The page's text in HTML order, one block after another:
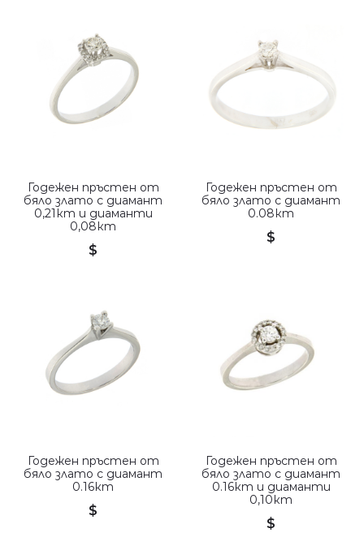
Годежен пръстен от
бяло злато с диамант
0,21кт и диаманти
0,08кт
$
Годежен пръстен от
бяло злато с диамант
0.08кт
$
Годежен пръстен от
бяло злато с диамант
0.16кт
$
Годежен пръстен от
бяло злато с диамант
0.16кт и диаманти
0,10кт
$